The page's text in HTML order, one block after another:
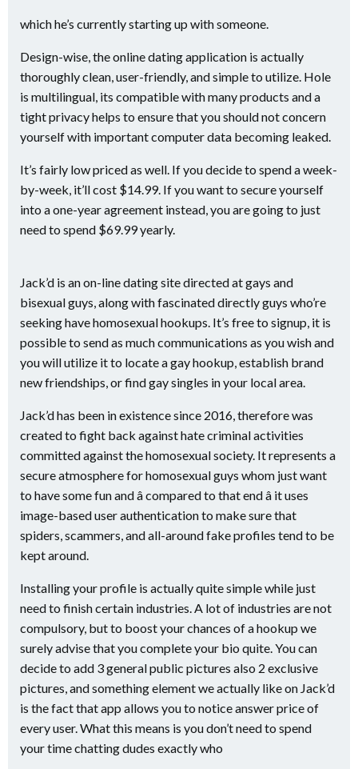
which he’s currently starting up with someone.
Design-wise, the online dating application is actually
thoroughly clean, user-friendly, and simple to utilize. Hole
is multilingual, its compatible with many products and a
tight privacy helps to ensure that you should not concern
yourself with important computer data becoming leaked.
It’s fairly low priced as well. If you decide to spend a week-
by-week, it’ll cost $14.99. If you want to secure yourself
into a one-year agreement instead, you are going to just
need to spend $69.99 yearly.
Jack’d is an on-line dating site directed at gays and
bisexual guys, along with fascinated directly guys who’re
seeking have homosexual hookups. It’s free to signup, it is
possible to send as much communications as you wish and
you will utilize it to locate a gay hookup, establish brand
new friendships, or find gay singles in your local area.
Jack’d has been in existence since 2016, therefore was
created to fight back against hate criminal activities
committed against the homosexual society. It represents a
secure atmosphere for homosexual guys whom just want
to have some fun and â compared to that end â it uses
image-based user authentication to make sure that
spiders, scammers, and all-around fake profiles tend to be
kept around.
Installing your profile is actually quite simple while just
need to finish certain industries. A lot of industries are not
compulsory, but to boost your chances of a hookup we
surely advise that you complete your bio quite. You can
decide to add 3 general public pictures also 2 exclusive
pictures, and something element we actually like on Jack’d
is the fact that app allows you to notice answer price of
every user. What this means is you don’t need to spend
your time chatting dudes exactly who